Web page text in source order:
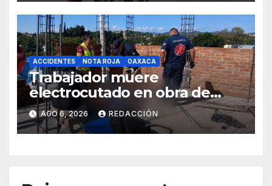
ACCIDENTES NOTA ROJA OAXACA
Trabajador muere
electrocutado en obra de
Soledad Etla; dos jóvenes
resultan gravemente
lesionados
AGO 6, 2026 REDACCIÓN